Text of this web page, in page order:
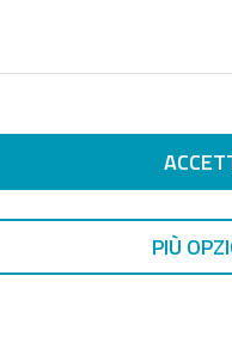
PIÙ